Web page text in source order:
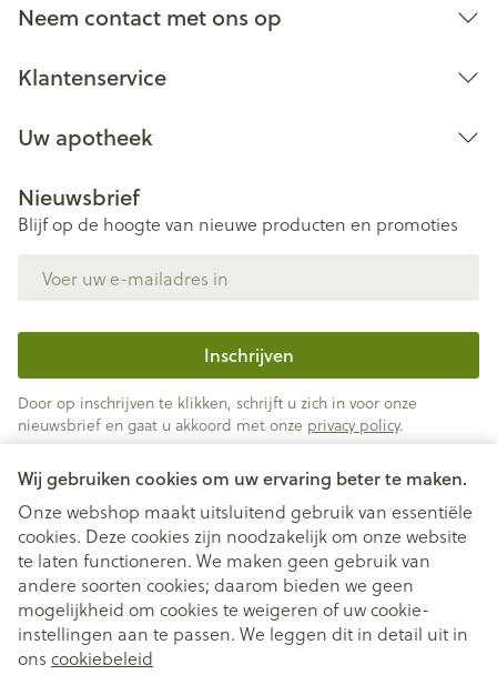
Wij gebruiken cookies om uw ervaring beter te maken.
Onze webshop maakt uitsluitend gebruik van essentiële
cookies. Deze cookies zijn noodzakelijk om onze website
te laten functioneren. We maken geen gebruik van
andere soorten cookies; daarom bieden we geen
mogelijkheid om cookies te weigeren of uw cookie-
instellingen aan te passen. We leggen dit in detail uit in
ons cookiebeleid
Neem contact met ons op
Klantenservice
Uw apotheek
Nieuwsbrief
Blijf op de hoogte van nieuwe producten en promoties
Inschrijven
Door op inschrijven te klikken, schrijft u zich in voor onze
nieuwsbrief en gaat u akkoord met onze privacy policy.
Juridische links